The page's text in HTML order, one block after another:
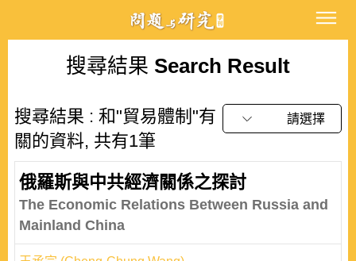
搜尋結果 Search Result
搜尋結果 : 和"貿易體制"有
關的資料, 共有1筆
請選擇
俄羅斯與中共經濟關係之探討
The Economic Relations Between Russia and
Mainland China